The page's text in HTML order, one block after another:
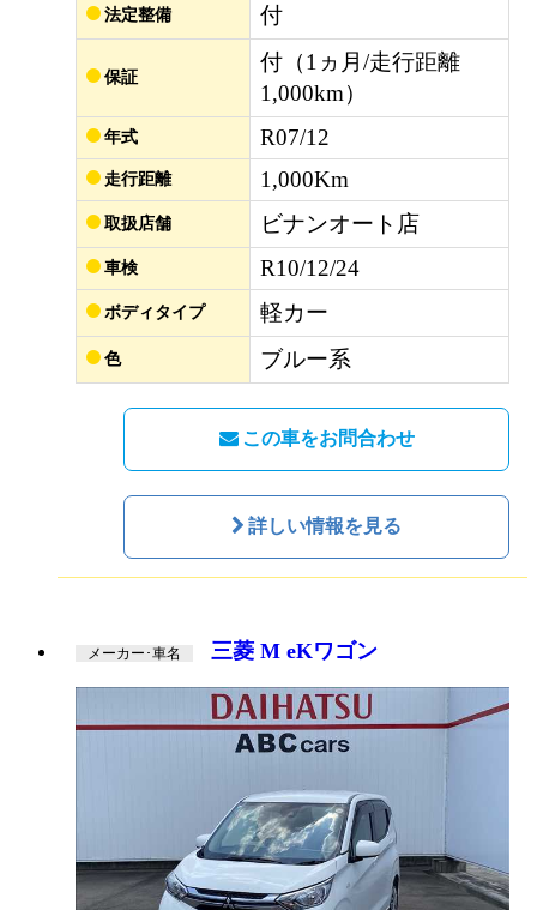
法定整備 付
保証
付（1ヵ月/走行距離
1,000km）
年式 R07/12
走行距離 1,000Km
取扱店舗 ビナンオート店
車検 R10/12/24
ボディタイプ 軽カー
色 ブルー系
この車をお問合わせ
詳しい情報を見る
メーカー･車名 三菱 M eKワゴン